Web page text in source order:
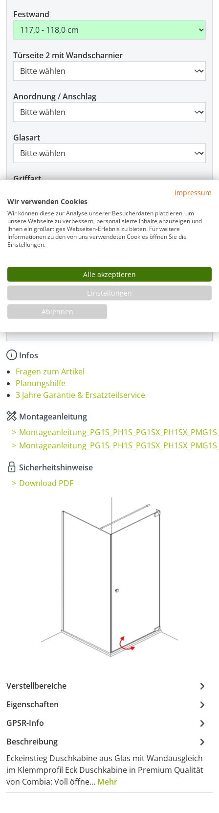
Festwand
Türseite 2 mit Wandscharnier
Anordnung / Anschlag
Glasart
Griffart
Beschlagfarbe
Produkt Anzahl: Gib den gewünschten
Infos
Fragen zum Artikel
Planungshilfe
3 Jahre Garantie & Ersatzteilservice
Montageanleitung
Sicherheitshinweise
Download PDF
Verstellbereiche
Eigenschaften
GPSR-Info
Beschreibung
Eckeinstieg Duschkabine aus Glas mit Wandausgleich
im Klemmprofil Eck Duschkabine in Premium Qualität
von Combia: Voll öffne… Mehr
Impressum
Wir verwenden Cookies
Wir können diese zur Analyse unserer Besucherdaten platzieren, um
unsere Webseite zu verbessern, personalisierte Inhalte anzuzeigen und
Ihnen ein großartiges Webseiten-Erlebnis zu bieten. Für weitere
Informationen zu den von uns verwendeten Cookies öffnen Sie die
Einstellungen.
Alle akzeptieren
Einstellungen
Ablehnen